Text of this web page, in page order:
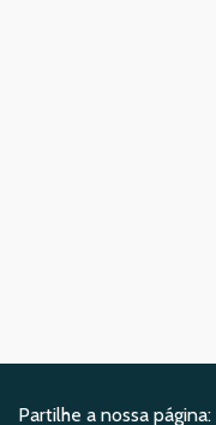
Partilhe a nossa página: